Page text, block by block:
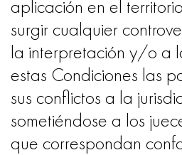
aplicación en el
surgir cualquier
la interpretación y/o a
estas Condiciones las
sus conflictos a la
sometiéndose a los
que correspondan